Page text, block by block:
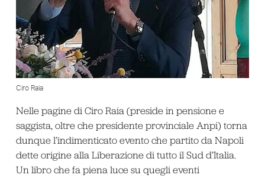
Ciro Raia
Nelle pagine di Ciro Raia (preside in pensione e
saggista, oltre che presidente provinciale Anpi) torna
dunque l’indimenticato evento che partito da Napoli
dette origine alla Liberazione di tutto il Sud d’Italia.
Un libro che fa piena luce su quegli eventi